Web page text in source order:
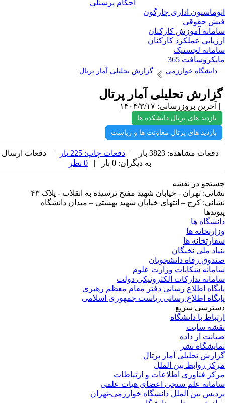
احکام پرسنلی
اداری چارگون
حقوقی
آموزش کارکنان
عملکرد کارکنان
لجستیک
365
دانشگاه خوارزمی گزارش تحلیلی آمار پرتال
تحلیلی آمار پرتال
بروزرسانی: ۱۴۰۴/۳/۱۷ |
بازدید های پرتال دانشکده ها
بازدید های پرتال معاونت ها و ریاست
دفعات مشاهده: 3823 بار | دفعات چاپ: 225 بار
| دفعات ارسال
به دیگران: 0 بار |
در نقشه
تهران - خیابان شهید مفتح نرسیده به انقلاب - پلاک ۴۳
کرج – انتهای خیابان شهید بهشتی – میدان دانشگاه
ها
ها
ها
ملی نخبگان
رفاه دانشجویان
شکایات وزارت علوم
تدارکات الکترونیکی دولت
اطلاع رسانی دفتر مقام معظم رهبری
اطلاع رسانی ریاست جمهوری اسلامی
سریع
با دانشگاه
سایت
از داده
نشر
تحلیلی آمار پرتال
روابط بین الملل
فناوری اطلاعات و ارتباطات
علم سنجی اعضای هیات علمی
بین الملل دانشگاه خوارزمی-تهران